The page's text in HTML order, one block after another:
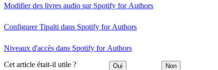
Modifier des livres audio sur Spotify for Authors
Configurer Tipalti dans Spotify for Authors
Niveaux d'accès dans Spotify for Authors
Cet article était-il utile ? Oui Non